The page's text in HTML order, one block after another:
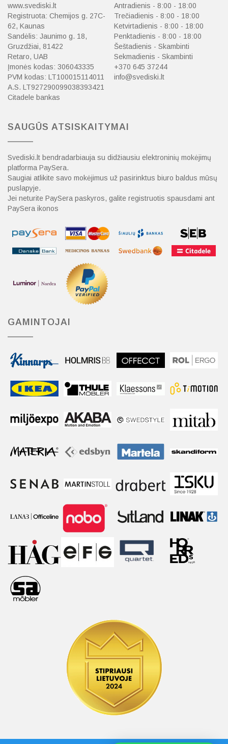
www.svediski.lt
Registruota: Chemijos g. 27C-
62, Kaunas
Sandėlis: Jaunimo g. 18,
Gruzdžiai, 81422
Retaro, UAB
Įmonės kodas: 306043335
PVM kodas: LT100015114011
A.S. LT927290099038393421
Citadele bankas
Antradienis - 8:00 - 18:00
Trečiadienis - 8:00 - 18:00
Ketvirtadienis - 8:00 - 18:00
Penktadienis - 8:00 - 18:00
Šeštadienis - Skambinti
Sekmadienis - Skambinti
+370 645 37244
info@svediski.lt
SAUGŪS ATSISKAITYMAI
Svediski.lt bendradarbiauja su didžiausiu elektroninių mokėjimų
platforma PaySera.
Saugiai atlikite savo mokėjimus už pasirinktus biuro baldus mūsų
puslapyje.
Jei neturite PaySera paskyros, galite registruotis spausdami ant
PaySera ikonos
GAMINTOJAI